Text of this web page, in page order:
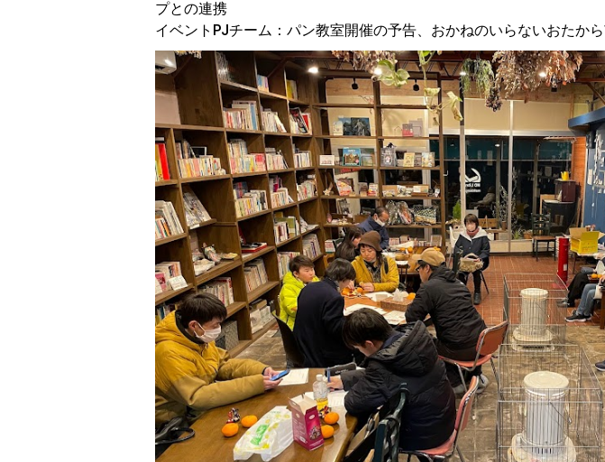
プとの連携
イベントPJチーム：パン教室開催の予告、おかねのいらないおたか